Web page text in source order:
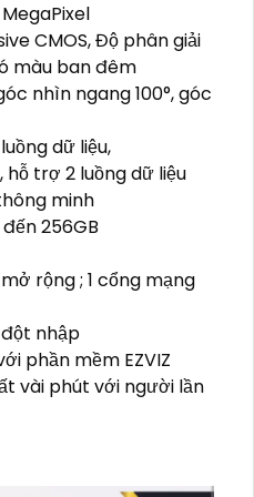
CMOS, Độ phân giải
màu ban đêm
nhìn ngang 100°, góc
dữ liệu,
hỗ trợ 2 luồng dữ liệu
minh
256GB
rộng ; 1 cổng mạng
nhập
phần mềm EZVIZ
vài phút với người lần